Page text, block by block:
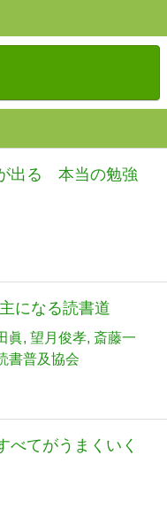
出る 本当の勉強
になる読書道
眞 望月俊孝 斎藤一
書普及協会
べてがうまくいく